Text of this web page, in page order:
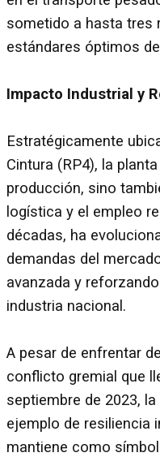
sometido a hasta tres
estándares óptimos
Impacto Industrial y
Estratégicamente
Cintura (RP4), la
producción, sino
logística y el empleo
décadas, ha
demandas del
avanzada y
industria nacional.
A pesar de enfrentar
conflicto gremial que
septiembre de 2023,
ejemplo de resiliencia
mantiene como